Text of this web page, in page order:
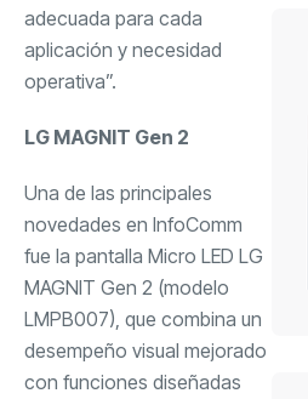
adecuada para cada
aplicación y necesidad
operativa”.
LG MAGNIT Gen 2
Una de las principales
novedades en InfoComm
fue la pantalla Micro LED LG
MAGNIT Gen 2 (modelo
LMPB007), que combina un
desempeño visual mejorado
con funciones diseñadas